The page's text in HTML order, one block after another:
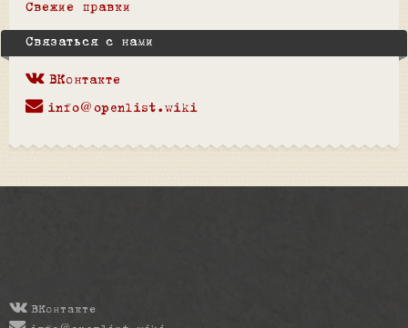
Свежие правки
Связаться с нами
ВКонтакте
info@openlist.wiki
ВКонтакте